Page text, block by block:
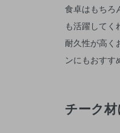
食卓はもちろ
も活躍して
耐久性が高く
ンにもおすす
チーク